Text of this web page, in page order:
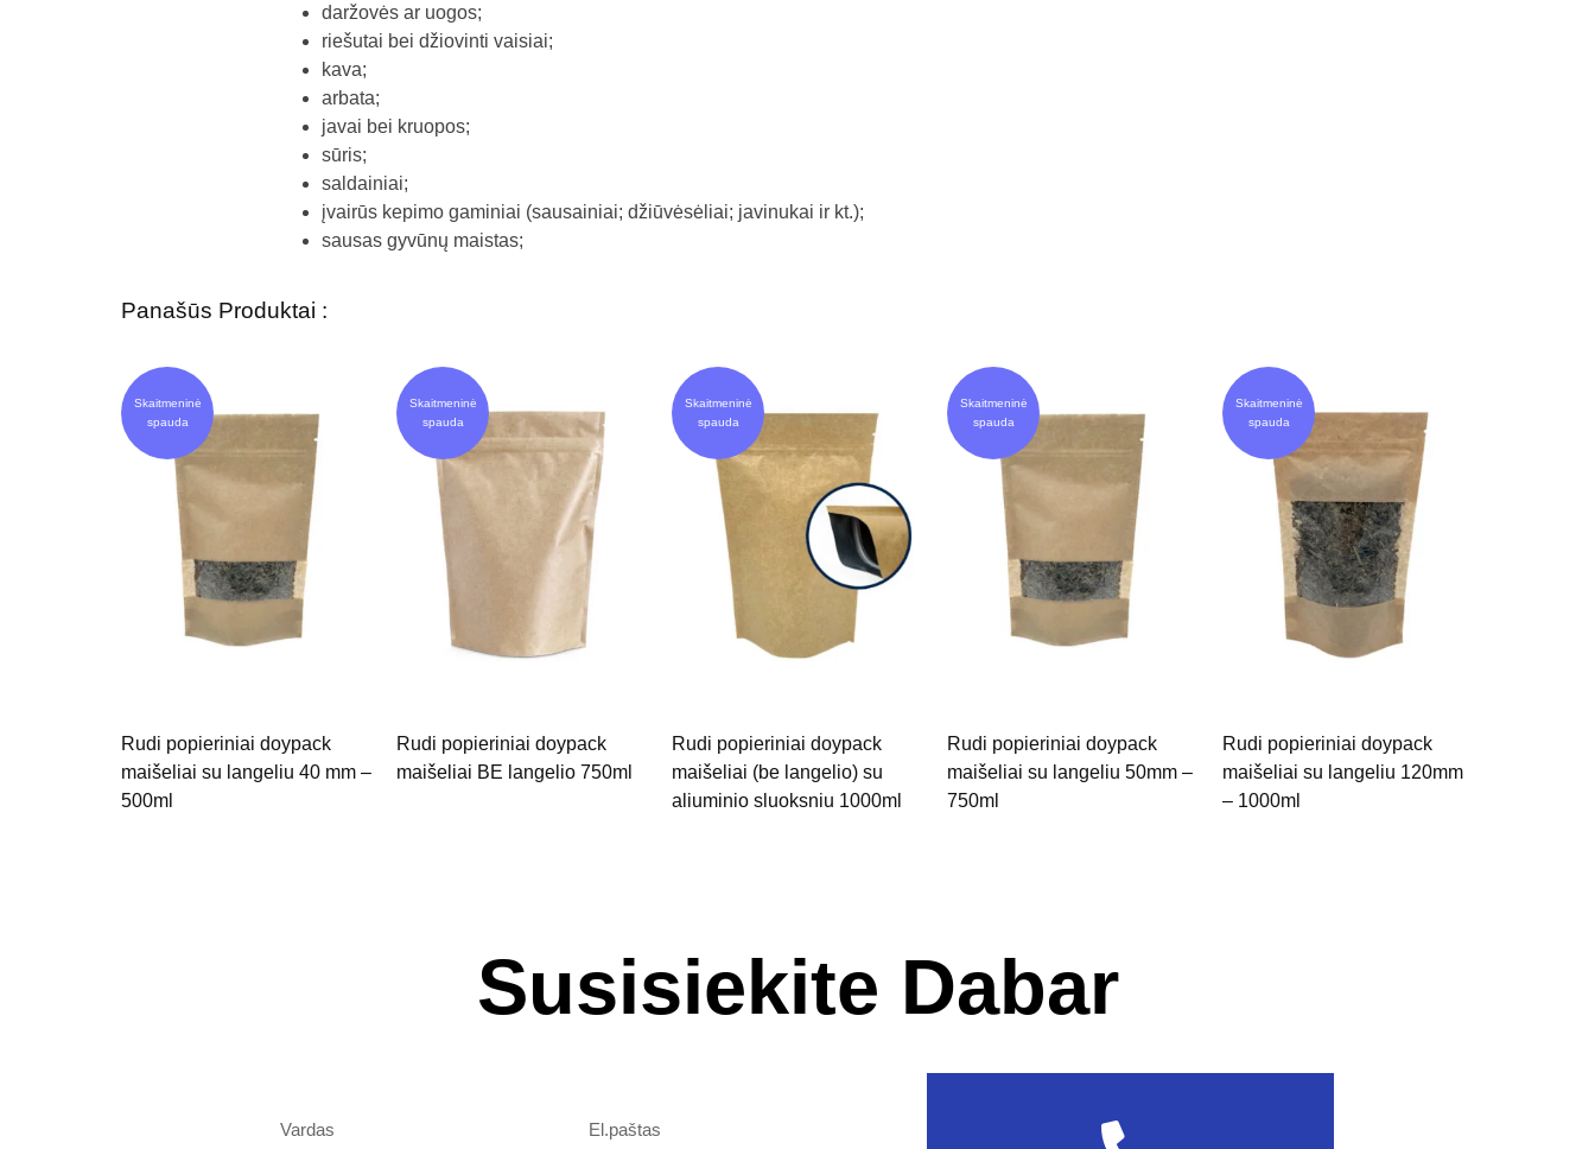
daržovės ar uogos;
riešutai bei džiovinti vaisiai;
kava;
arbata;
javai bei kruopos;
sūris;
saldainiai;
įvairūs kepimo gaminiai (sausainiai; džiūvėsėliai; javinukai ir kt.);
sausas gyvūnų maistas;
Panašūs Produktai :
Skaitmeninė
spauda
Rudi popieriniai doypack
maišeliai su langeliu 40 mm –
500ml
Skaitmeninė
spauda
Rudi popieriniai doypack
maišeliai BE langelio 750ml
Skaitmeninė
spauda
Rudi popieriniai doypack
maišeliai (be langelio) su
aliuminio sluoksniu 1000ml
Skaitmeninė
spauda
Rudi popieriniai doypack
maišeliai su langeliu 50mm –
750ml
Skaitmeninė
spauda
Rudi popieriniai doypack
maišeliai su langeliu 120mm
– 1000ml
Susisiekite Dabar